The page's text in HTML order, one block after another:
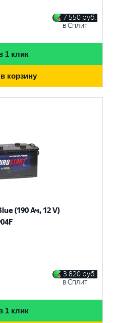
7 550 руб.
в Сплит
1 клик
корзину
(190 Ач, 12 V)
3 820 руб.
в Сплит
1 клик